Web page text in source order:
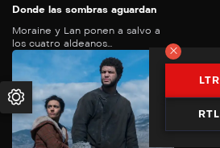
Donde las sombras aguardan
Moraine y Lan ponen a salvo a
los cuatro aldeanos...
60
mins
LTR
RTL